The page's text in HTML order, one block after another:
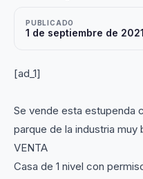
PUBLICADO
1 de septiembre de 2021
[ad_1]
Se vende esta estupenda
parque de la industria muy
VENTA
Casa de 1 nivel con